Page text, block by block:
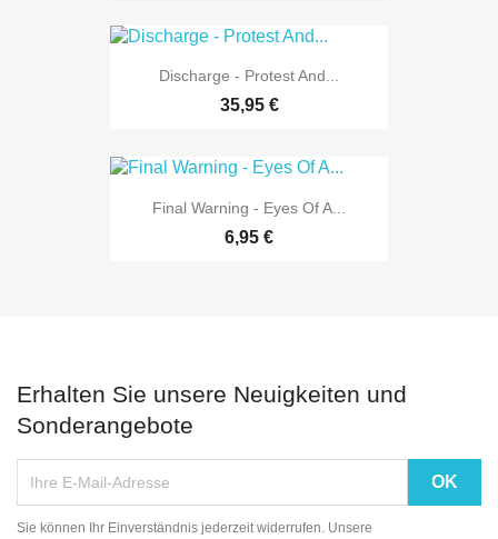
Discharge - Protest And...
35,95 €
Final Warning - Eyes Of A...
6,95 €
Erhalten Sie unsere Neuigkeiten und
Sonderangebote
Sie können Ihr Einverständnis jederzeit widerrufen. Unsere